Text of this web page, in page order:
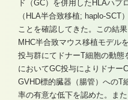
ド（GC）を併用したHLAハプ
（HLA半合致移植; haplo-SCT
ことを確認してきた。この結
MHC半合致マウス移植モデル
投与群にてドナーT細胞の動態
においてGC投与によりドナー
GVHD標的臓器（腸管）へのT
率の有意な低下を認めた。ま